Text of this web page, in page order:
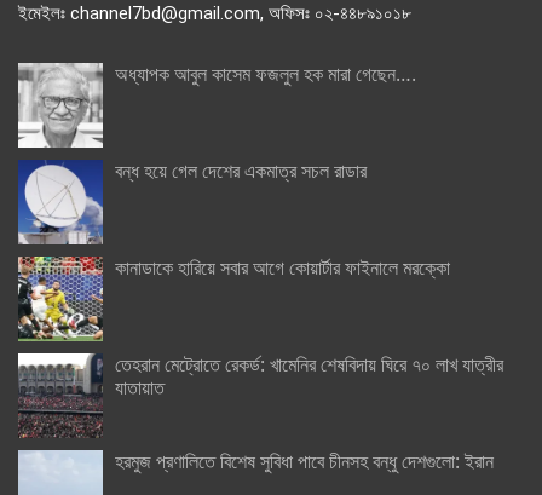
ইমেইলঃ channel7bd@gmail.com, অফিসঃ ০২-৪৪৮৯১০১৮
অধ্যাপক আবুল কাসেম ফজলুল হক মারা গেছেন….
বন্ধ হয়ে গেল দেশের একমাত্র সচল রাডার
কানাডাকে হারিয়ে সবার আগে কোয়ার্টার ফাইনালে মরক্কো
তেহরান মেট্রোতে রেকর্ড: খামেনির শেষবিদায় ঘিরে ৭০ লাখ যাত্রীর
যাতায়াত
হরমুজ প্রণালিতে বিশেষ সুবিধা পাবে চীনসহ বন্ধু দেশগুলো: ইরান